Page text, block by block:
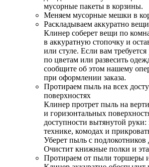
мусорные пакеты в корзины.
Меняем мусорные мешки в
Раскладываем аккуратно вещи
Клинер соберет вещи по
в аккуратную стопочку и
или стуле. Если вам
по цветам или развесить
сообщите об этом нашему
при оформлении заказа.
Протираем пыль на всех
поверхностях
Клинер протрет пыль на
и горизонтальных
доступности вытянутой
технике, комодах и
Уберет пыль с подлокотников
Очистит книжные полки и
Протираем от пыли торшеры